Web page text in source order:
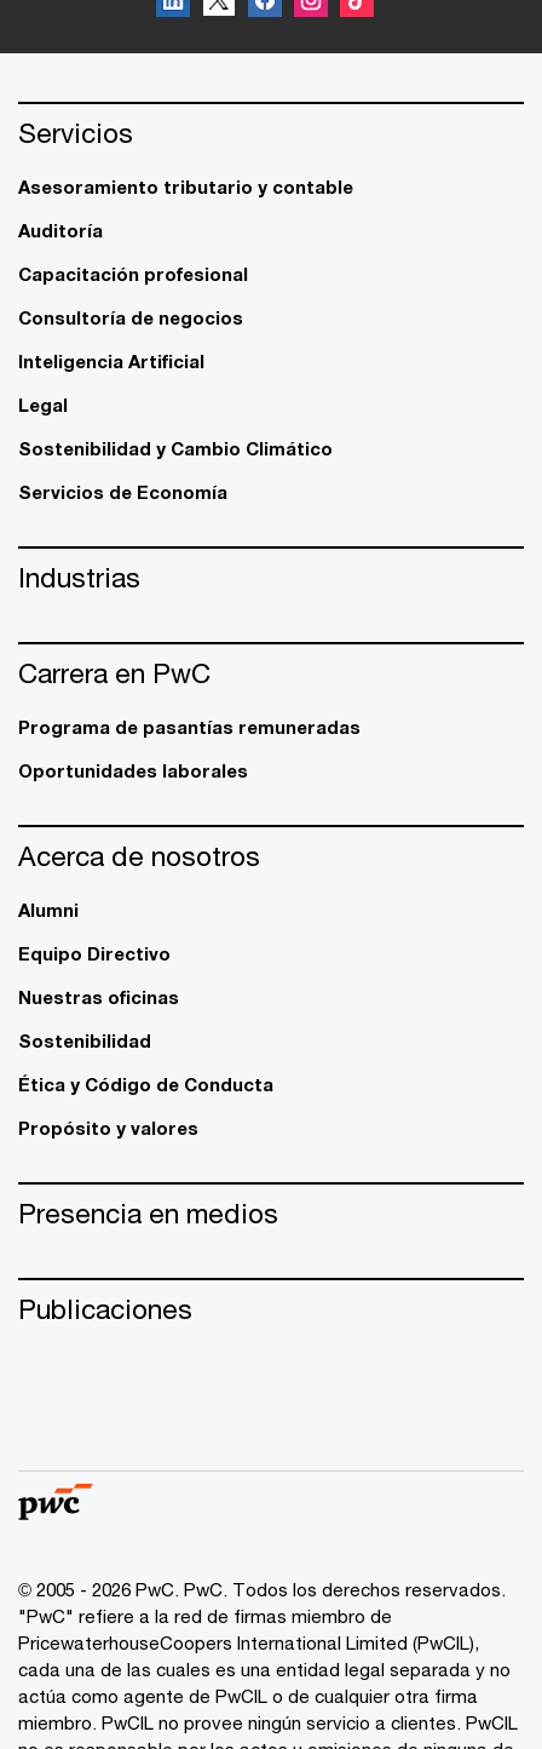
Servicios
Asesoramiento tributario y contable
Auditoría
Capacitación profesional
Consultoría de negocios
Inteligencia Artificial
Legal
Sostenibilidad y Cambio Climático
Servicios de Economía
Industrias
Carrera en PwC
Programa de pasantías remuneradas
Oportunidades laborales
Acerca de nosotros
Alumni
Equipo Directivo
Nuestras oficinas
Sostenibilidad
Ética y Código de Conducta
Propósito y valores
Presencia en medios
Publicaciones
© 2005 - 2026 PwC. PwC. Todos los derechos reservados.
"PwC" refiere a la red de firmas miembro de
PricewaterhouseCoopers International Limited (PwCIL),
cada una de las cuales es una entidad legal separada y no
actúa como agente de PwCIL o de cualquier otra firma
miembro. PwCIL no provee ningún servicio a clientes. PwCIL